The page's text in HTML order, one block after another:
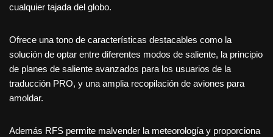
cualquier tajada del globo.
Ofrece una tono de características destacables como la
solución de optar entre diferentes modos de saliente, la principio
de planes de saliente avanzados para los usuarios de la
traducción PRO, y una amplia recopilación de aviones para
amoldar.
Además RFS permite malvender la meteorología y proporciona